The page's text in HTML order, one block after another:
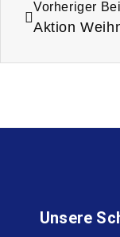
Vorheriger
Aktion
Unsere